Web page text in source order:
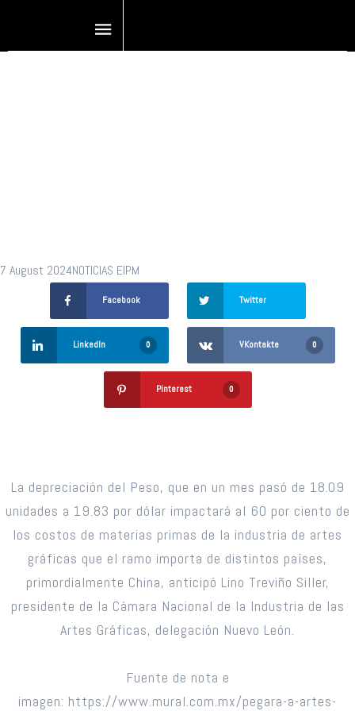
Pegará a artes
7 August 2024NOTICIAS EIPM
Facebook Twitter
LinkedIn 0 VKontakte 0
Pinterest 0
La depreciación del Peso, que en un mes pasó de 18.09
unidades a 19.83 por dólar impactará al 60 por ciento de
los costos de materias primas de la industria de artes
gráficas que el ramo importa de distintos países,
primordialmente China, anticipó Lino Treviño Siller,
presidente de la Cámara Nacional de la Industria de las
Artes Gráficas, delegación Nuevo León.
Fuente de nota e
imagen: https://www.mural.com.mx/pegara-a-artes-